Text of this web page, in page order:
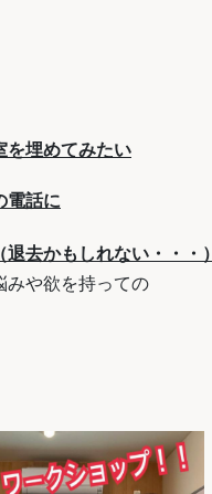
を埋めてみたい
電話に
退去かもしれない・・・）
みや欲を持っての